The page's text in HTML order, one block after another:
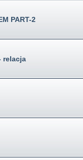
PART-2
relacja